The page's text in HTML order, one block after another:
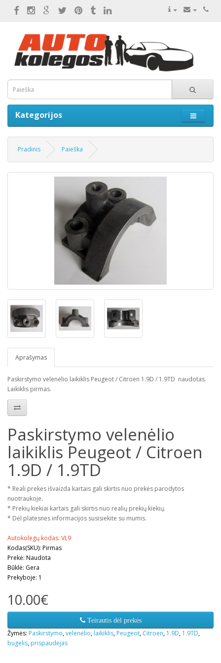
Kategorijos
Pradinis Paieška
Aprašymas
Paskirstymo velenėlio laikiklis Peugeot / Citroen 1.9D / 1.9TD naudotas.
Laikiklis pirmas.
Paskirstymo velenėlio
laikiklis Peugeot / Citroen
1.9D / 1.9TD
* Reali prekės išvaizda kartais gali skirtis nuo prekės parodytos
nuotraukoje.
* Prekių kiekiai kartais gali skirtis nuo realių prekių kiekių.
* Dėl platesnės informacijos susisiekite su mumis.
Autokolegų kodas: VL9
Kodas(SKU): Pirmas
Prekė: Naudota
Būklė: Gera
Prekyboje: 1
10.00€
Teirautis dėl prekės
Žymės: Paskirstymo,velenėlio, laikiklis, Peugeot, Citroen, 1.9D, 1.9TD,
bugelis, prispaudėjas